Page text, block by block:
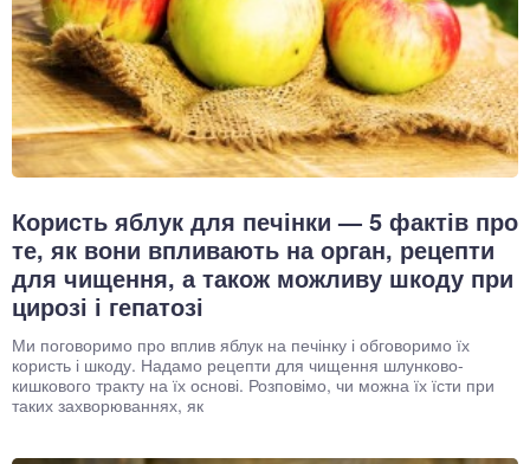
Користь яблук для печінки — 5 фактів про
те, як вони впливають на орган, рецепти
для чищення, а також можливу шкоду при
цирозі і гепатозі
Ми поговоримо про вплив яблук на печінку і обговоримо їх
користь і шкоду. Надамо рецепти для чищення шлунково-
кишкового тракту на їх основі. Розповімо, чи можна їх їсти при
таких захворюваннях, як
система
система
суглоби, м'язи